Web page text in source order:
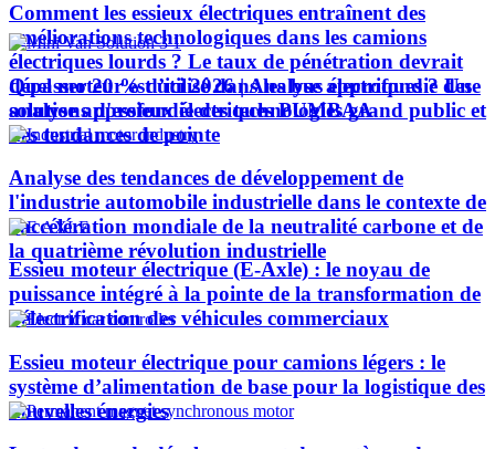
Comment les essieux électriques entraînent des
améliorations technologiques dans les camions
électriques lourds ? Le taux de pénétration devrait
dépasser 20 % d’ici 2026 | Analyse approfondie des
solutions d'essieux électriques PUMBAA
Quel moteur est utilisé dans les bus électriques ? Une
analyse approfondie des technologies grand public et
des tendances de pointe
Analyse des tendances de développement de
l'industrie automobile industrielle dans le contexte de
l'accélération mondiale de la neutralité carbone et de
la quatrième révolution industrielle
Essieu moteur électrique (E-Axle) : le noyau de
puissance intégré à la pointe de la transformation de
l’électrification des véhicules commerciaux
Essieu moteur électrique pour camions légers : le
système d’alimentation de base pour la logistique des
nouvelles énergies